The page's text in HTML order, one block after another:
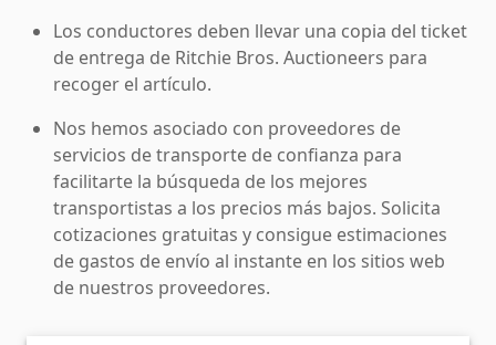
Los conductores deben llevar una copia del ticket
de entrega de Ritchie Bros. Auctioneers para
recoger el artículo.
Nos hemos asociado con proveedores de
servicios de transporte de confianza para
facilitarte la búsqueda de los mejores
transportistas a los precios más bajos. Solicita
cotizaciones gratuitas y consigue estimaciones
de gastos de envío al instante en los sitios web
de nuestros proveedores.